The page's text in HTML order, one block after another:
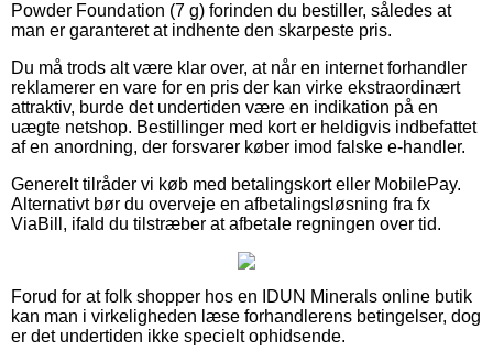
Powder Foundation (7 g) forinden du bestiller, således at
man er garanteret at indhente den skarpeste pris.
Du må trods alt være klar over, at når en internet forhandler
reklamerer en vare for en pris der kan virke ekstraordinært
attraktiv, burde det undertiden være en indikation på en
uægte netshop. Bestillinger med kort er heldigvis indbefattet
af en anordning, der forsvarer køber imod falske e-handler.
Generelt tilråder vi køb med betalingskort eller MobilePay.
Alternativt bør du overveje en afbetalingsløsning fra fx
ViaBill, ifald du tilstræber at afbetale regningen over tid.
Forud for at folk shopper hos en IDUN Minerals online butik
kan man i virkeligheden læse forhandlerens betingelser, dog
er det undertiden ikke specielt ophidsende.